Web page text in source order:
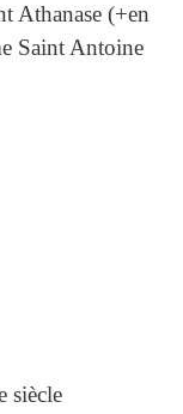
Athanase (+en
Saint Antoine
siècle